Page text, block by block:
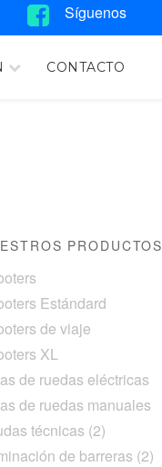
Síguenos
CONTACTO
PRODUCTOS
Estándard
de viaje
XL
de ruedas eléctricas
de ruedas manuales
técnicas (2)
de barreras (2)